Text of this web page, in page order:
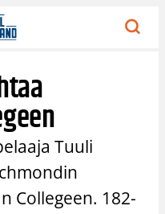
Tuuli
Collegeen. 182-